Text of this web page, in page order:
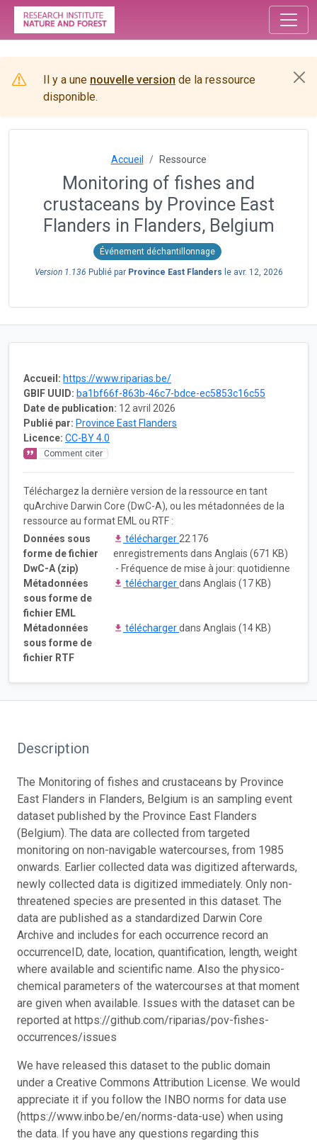
Il y a une nouvelle version de la ressource
disponible.
Accueil Ressource
Monitoring of fishes and
crustaceans by Province East
Flanders in Flanders, Belgium
Événement déchantillonnage
Version 1.136 Publié par Province East Flanders le avr. 12, 2026
Accueil: https://www.riparias.be/
GBIF UUID: ba1bf66f-863b-46c7-bdce-ec5853c16c55
Date de publication: 12 avril 2026
Publié par: Province East Flanders
Licence: CC-BY 4.0
Comment citer
Téléchargez la dernière version de la ressource en tant
quArchive Darwin Core (DwC-A), ou les métadonnées de la
ressource au format EML ou RTF :
Données sous
forme de fichier
DwC-A (zip)
télécharger 22 176
enregistrements dans Anglais (671 KB)
- Fréquence de mise à jour: quotidienne
Métadonnées
sous forme de
fichier EML
téléchargerdans Anglais (17 KB)
Métadonnées
sous forme de
fichier RTF
téléchargerdans Anglais (14 KB)
Description
The Monitoring of fishes and crustaceans by Province
East Flanders in Flanders, Belgium is an sampling event
dataset published by the Province East Flanders
(Belgium). The data are collected from targeted
monitoring on non-navigable watercourses, from 1985
onwards. Earlier collected data was digitized afterwards,
newly collected data is digitized immediately. Only non-
threatened species are presented in this dataset. The
data are published as a standardized Darwin Core
Archive and includes for each occurrence record an
occurrenceID, date, location, quantification, length, weight
where available and scientific name. Also the physico-
chemical parameters of the watercourses at that moment
are given when available. Issues with the dataset can be
reported at https://github.com/riparias/pov-fishes-
occurrences/issues
We have released this dataset to the public domain
under a Creative Commons Attribution License. We would
appreciate it if you follow the INBO norms for data use
(https://www.inbo.be/en/norms-data-use) when using
the data. If you have any questions regarding this